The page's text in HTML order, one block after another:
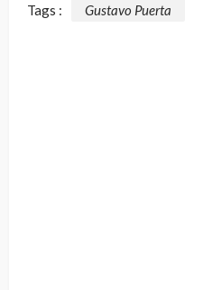
Tags : Gustavo Puerta